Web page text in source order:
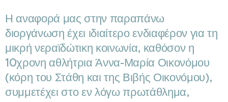
Η αναφορά μας στην παραπάνω
διοργάνωση έχει ιδιαίτερο ενδιαφέρον για τη
μικρή νεραϊδώτικη κοινωνία, καθόσον η
10χρονη αθλήτρια Άννα-Μαρία Οικονόμου
(κόρη του Στάθη και της Βιβής Οικονόμου),
συμμετέχει στο εν λόγω πρωτάθλημα,